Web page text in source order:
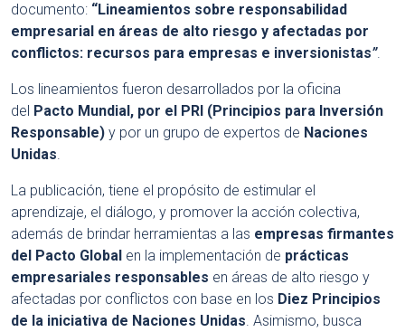
documento: “Lineamientos sobre responsabilidad
empresarial en áreas de alto riesgo y afectadas por
conflictos: recursos para empresas e inversionistas”.
Los lineamientos fueron desarrollados por la oficina
del Pacto Mundial, por el PRI (Principios para Inversión
Responsable) y por un grupo de expertos de Naciones
Unidas.
La publicación, tiene el propósito de estimular el
aprendizaje, el diálogo, y promover la acción colectiva,
además de brindar herramientas a las empresas firmantes
del Pacto Global en la implementación de prácticas
empresariales responsables en áreas de alto riesgo y
afectadas por conflictos con base en los Diez Principios
de la iniciativa de Naciones Unidas. Asimismo, busca